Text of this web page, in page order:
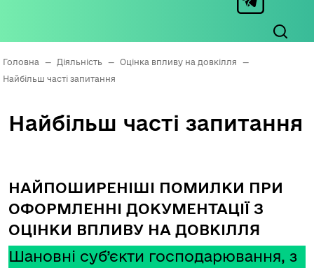
Головна — Діяльність — Оцінка впливу на довкілля
—
Найбільш часті запитання
Найбільш часті запитання
НАЙПОШИРЕНІШІ ПОМИЛКИ ПРИ
ОФОРМЛЕННІ ДОКУМЕНТАЦІЇ З
ОЦІНКИ ВПЛИВУ НА ДОВКІЛЛЯ
Шановні суб’єкти господарювання, з